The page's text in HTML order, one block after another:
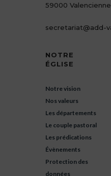
59000
secretariat@add-
NOTRE
ÉGLISE
Notre vision
Nos valeurs
Les départements
Le couple pastoral
Les prédications
Évènements
Protection des
données